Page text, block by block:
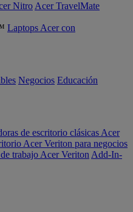
Nitro Acer TravelMate
Laptops Acer con
Negocios Educación
de escritorio clásicas Acer
Acer Veriton para negocios
trabajo Acer Veriton Add-In-